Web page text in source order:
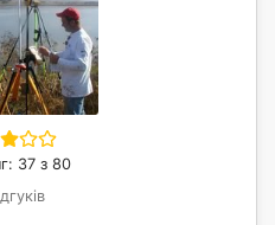
37 з 80